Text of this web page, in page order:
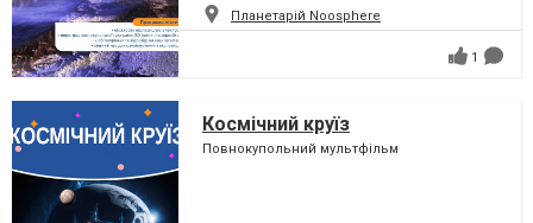
Планетарій Noosphere
1
Космічний круїз
Повнокупольний мультфільм